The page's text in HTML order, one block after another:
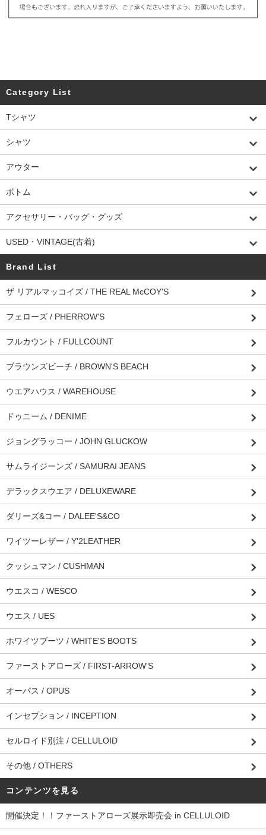
Category List
Tシャツ
シャツ
アウター
ボトム
アクセサリー・バッグ・グッズ
USED・VINTAGE(古着)
Brand List
ザ リアルマッコイズ / THE REAL McCOY'S
フェローズ / PHERROW'S
フルカウント / FULLCOUNT
ブラウンズビーチ / BROWN'S BEACH
ウエアハウス / WAREHOUSE
ドゥニーム / DENIME
ジョングラッコー / JOHN GLUCKOW
サムライジーンズ / SAMURAI JEANS
デラックスウエア / DELUXEWARE
ダリーズ&コー / DALEE'S&CO
ワイツーレザー / Y'2LEATHER
クッシュマン / CUSHMAN
ウエスコ / WESCO
ウエス / UES
ホワイツブーツ / WHITE'S BOOTS
ファーストアローズ / FIRST-ARROW'S
オーパス / OPUS
インセプション / INCEPTION
セルロイド別注 / CELLULOID
その他 / OTHERS
コンテンツを見る
開催決定！！ファーストアローズ展示即売会 in CELLULOID